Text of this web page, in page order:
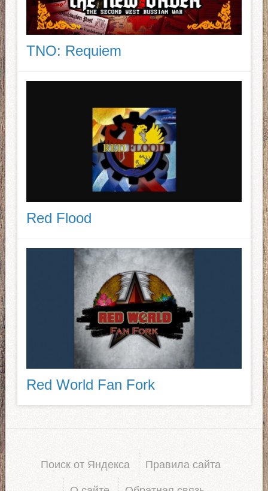
TNO: Requiem
Red Flood
Red World Fan Fork
Поиск от Яндекса Правила сайта